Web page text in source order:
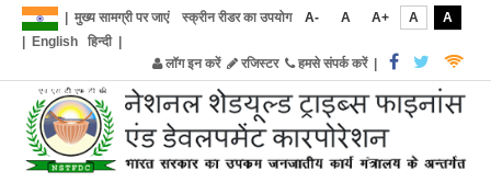
मुख्य सामग्री पर जाएं स्क्रीन रीडर का उपयोग A- A A+ A
A
English हिन्दी|
लॉग इन करें
रजिस्टर हमसे संपर्क करें|